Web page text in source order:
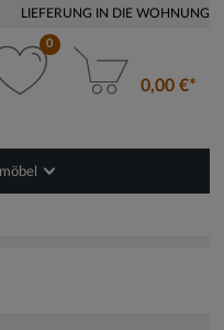
LIEFERUNG IN DIE WOHNUNG
0
0,00 €*